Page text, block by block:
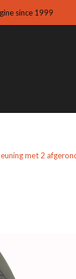
since 1999
met 2